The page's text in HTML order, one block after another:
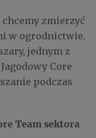
zmierzyć
w ogrodnictwie.
jednym z
Core
podczas
Team sektora